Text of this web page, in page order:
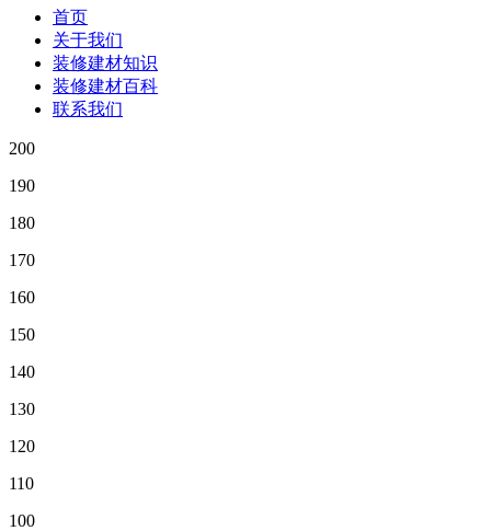
首页
关于我们
装修建材知识
装修建材百科
联系我们
200
190
180
170
160
150
140
130
120
110
100